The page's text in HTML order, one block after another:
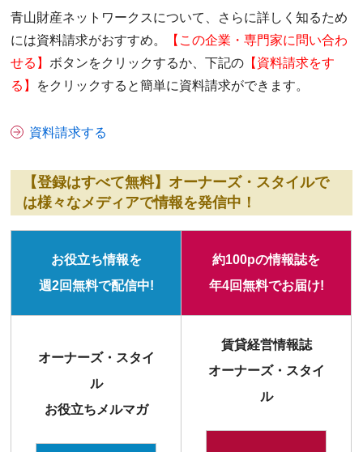
青山財産ネットワークスについて、さらに詳しく知るため
には資料請求がおすすめ。
【この企業・専門家に問い合わ
せる】 ボタンをクリックするか、下記の 【資料請求をす
る】 をクリックすると簡単に資料請求ができます。
資料請求する
【登録はすべて無料】オーナーズ・スタイルで
は様々なメディアで情報を発信中！
お役立ち情報を
週2回無料で配信中!
約100pの情報誌を
年4回無料でお届け!
オーナーズ・スタイ
ル
お役立ちメルマガ
賃貸経営情報誌
オーナーズ・スタイ
ル